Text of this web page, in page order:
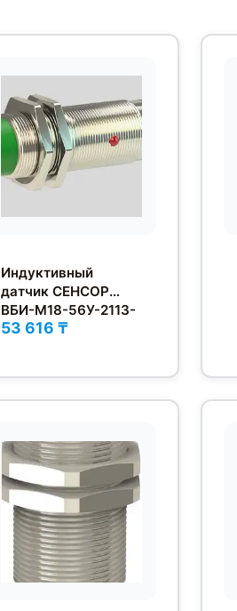
Индуктивный
датчик СЕНСОР
ВБИ-М18-56У-2113-
С.51
53 616 ₸